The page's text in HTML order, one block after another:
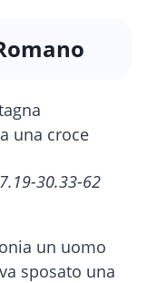
30.33-62
un uomo
sposato una